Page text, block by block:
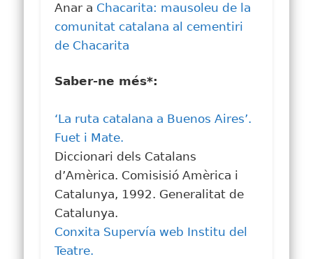
Anar a Chacarita: mausoleu de la
comunitat catalana al cementiri
de Chacarita
Saber-ne més*:
‘La ruta catalana a Buenos Aires’.
Fuet i Mate.
Diccionari dels Catalans
d’Amèrica. Comisisió Amèrica i
Catalunya, 1992. Generalitat de
Catalunya.
Conxita Supervía web Institu del
Teatre.